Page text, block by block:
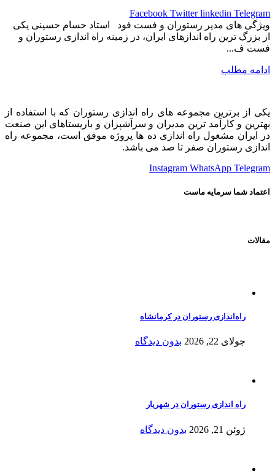
Facebook Twitter linkedin Telegram
ویژگی های مدیر رستوران و فست فود استاد حسام حسینی یکی
از بزرگ ترین راه اندازهای ایران، در زمینه راه اندازی رستوران و
فست ف...
ادامه مطلب
یکی از برترین مجموعه های راه اندازی رستوران که با استفاده از
بهترین و کارآمد ترین مدیران و سرآشپزان و باریستاهای این صنعت
در ایران مشغول راه اندازی ده ها پروژه موفق است، مجموعه راه
اندازی رستوران صفر تا صد می باشد.
Instagram WhatsApp Telegram
اعتماد شما سرمایه ماست
مقالات
راه‌اندازی رستوران در کرمانشاه
جولای 22, 2026 بدون دیدگاه
راه اندازی رستوران در شهریار
ژوئن 21, 2026 بدون دیدگاه